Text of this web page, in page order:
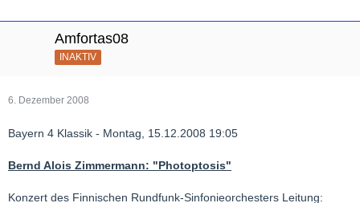
Amfortas08
INAKTIV
6. Dezember 2008
Bayern 4 Klassik - Montag, 15.12.2008 19:05
Bernd Alois Zimmermann: "Photoptosis"
Konzert des Finnischen Rundfunk-Sinfonieorchesters Leitung: